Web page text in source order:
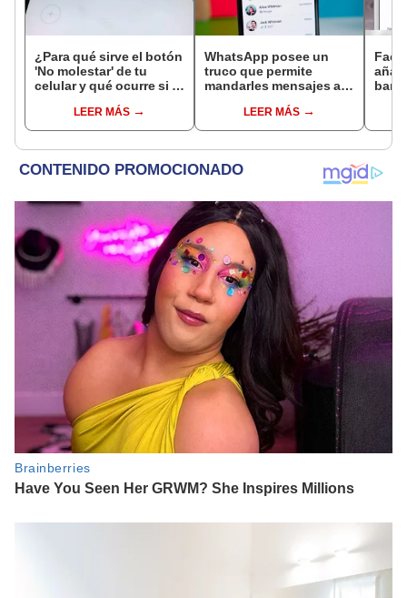
¿Para qué sirve el botón
'No molestar' de tu
celular y qué ocurre si lo
LEER MÁS
WhatsApp posee un
truco que permite
mandarles mensajes a
rápidoLEER MÁS